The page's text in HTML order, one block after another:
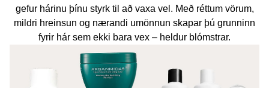
gefur hárinu þínu styrk til að vaxa vel. Með réttum vörum,
mildri hreinsun og nærandi umönnun skapar þú grunninn
fyrir hár sem ekki bara vex – heldur blómstrar.